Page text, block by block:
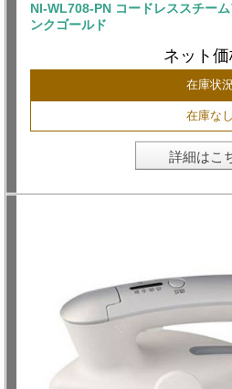
NI-WL708-PN コードレススチー
ンクゴールド
ネット価
在庫状
在庫なし
詳細はこ